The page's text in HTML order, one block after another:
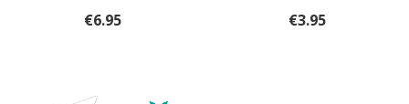
€6.95 €3.95